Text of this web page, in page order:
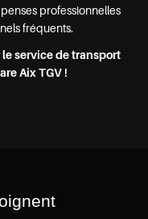
professionnelles
fréquents.
service de transport
Aix TGV !